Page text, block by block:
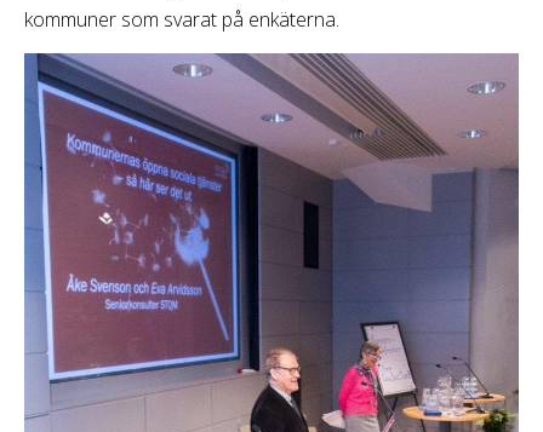
kommuner som svarat på enkäterna.